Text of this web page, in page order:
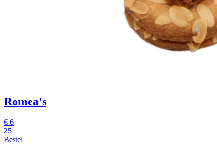
Romea's
€ 6
25
Bestel